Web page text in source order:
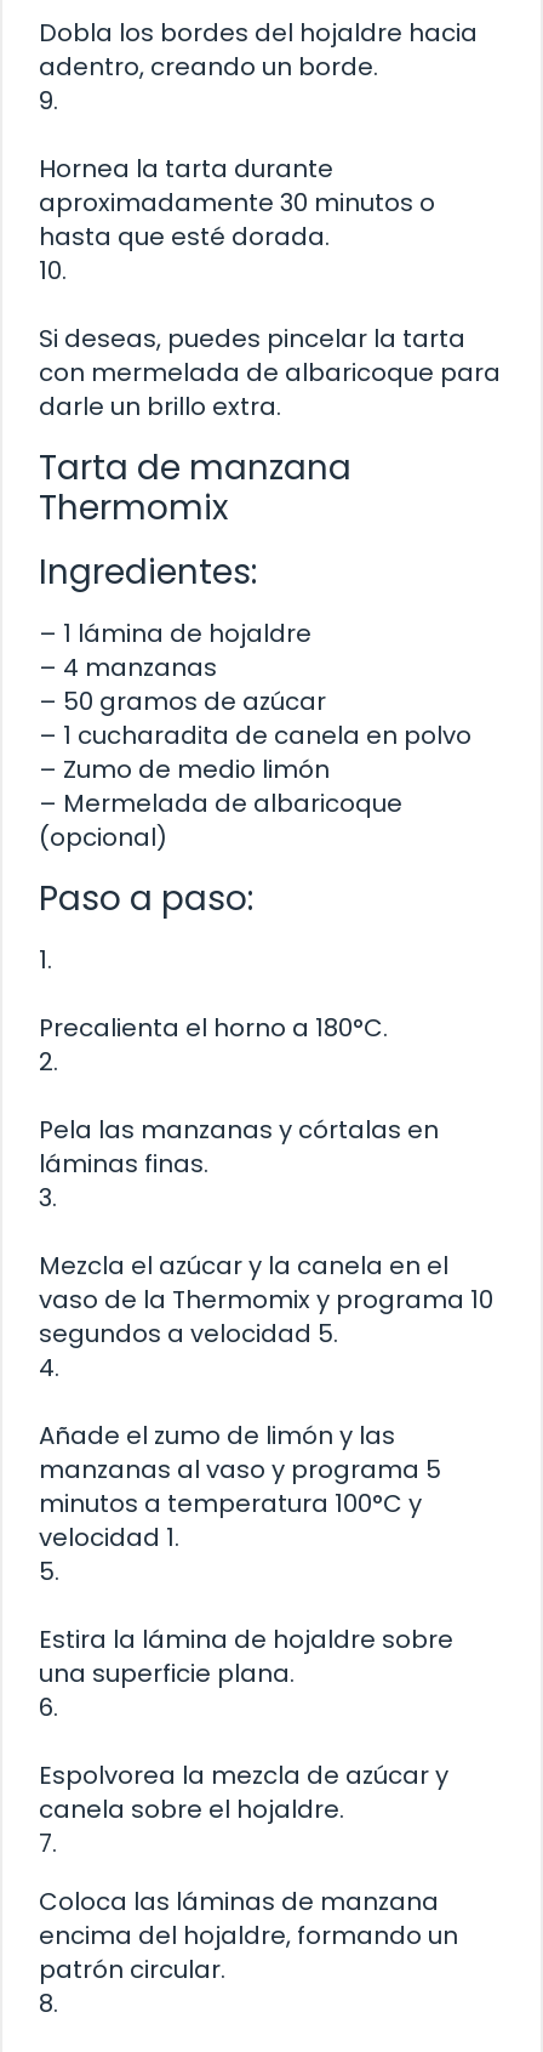
Dobla los bordes del hojaldre hacia
adentro, creando un borde.
9.
Hornea la tarta durante
aproximadamente 30 minutos o
hasta que esté dorada.
10.
Si deseas, puedes pincelar la tarta
con mermelada de albaricoque para
darle un brillo extra.
Tarta de manzana
Thermomix
Ingredientes:
– 1 lámina de hojaldre
– 4 manzanas
– 50 gramos de azúcar
– 1 cucharadita de canela en polvo
– Zumo de medio limón
– Mermelada de albaricoque
(opcional)
Paso a paso:
1.
Precalienta el horno a 180°C.
2.
Pela las manzanas y córtalas en
láminas finas.
3.
Mezcla el azúcar y la canela en el
vaso de la Thermomix y programa 10
segundos a velocidad 5.
4.
Añade el zumo de limón y las
manzanas al vaso y programa 5
minutos a temperatura 100°C y
velocidad 1.
5.
Estira la lámina de hojaldre sobre
una superficie plana.
6.
Espolvorea la mezcla de azúcar y
canela sobre el hojaldre.
7.
Coloca las láminas de manzana
encima del hojaldre, formando un
patrón circular.
8.